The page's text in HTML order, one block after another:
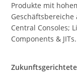
Produkte mit
Geschäftsbereiche
Central Consoles;
Components & JITs.